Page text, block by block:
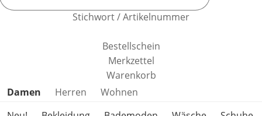
Stichwort / Artikelnummer
Bestellschein
Merkzettel
Warenkorb
Produktkategorien überspringen
Damen Herren
Wohnen